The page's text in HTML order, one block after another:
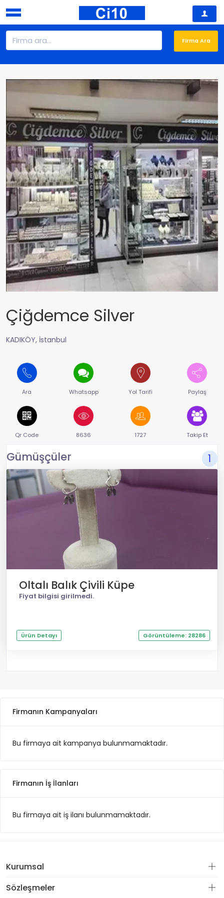
Çiğdemce Silver
KADIKÖY, İstanbul
Ara Whatsapp Yol Tarifi Paylaş
Qr Code 8636 1727 Takip Et
Gümüşçüler 1
Oltalı Balık Çivili Küpe
Fiyat bilgisi girilmedi.
Ürün Detayı Görüntüleme: 28286
Firmanın Kampanyaları
Bu firmaya ait kampanya bulunmamaktadır.
Firmanın İş İlanları
Bu firmaya ait iş ilanı bulunmamaktadır.
Kurumsal
Sözleşmeler